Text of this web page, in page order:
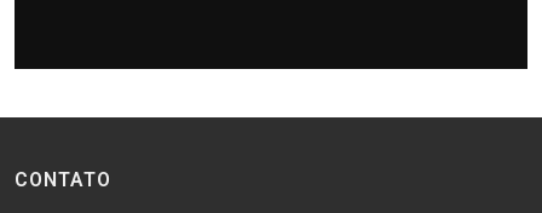
CONTATO